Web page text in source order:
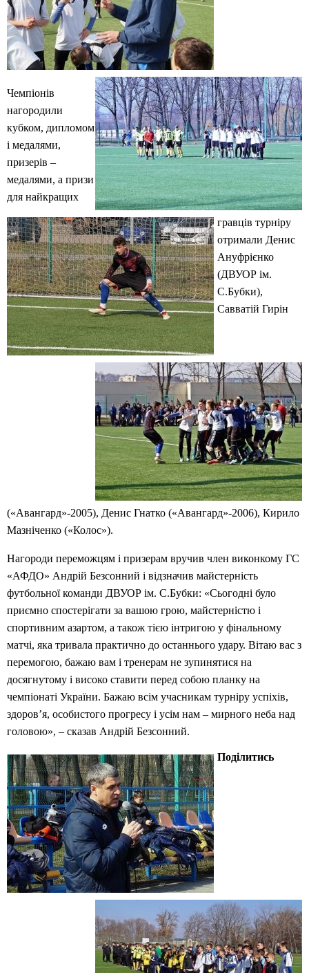
Чемпіонів
нагородили
кубком, дипломом
і медалями,
призерів –
медалями, а призи
для найкращих
гравців турніру
отримали Денис
Ануфрієнко
(ДВУОР ім.
С.Бубки),
Савватій Гирін
(«Авангард»-2005), Денис Гнатко («Авангард»-2006), Кирило
Мазніченко («Колос»).
Нагороди переможцям і призерам вручив член виконкому ГС
«АФДО» Андрій Безсонний і відзначив майстерність
футбольної команди ДВУОР ім. С.Бубки: «Сьогодні було
приємно спостерігати за вашою грою, майстерністю і
спортивним азартом, а також тією інтригою у фінальному
матчі, яка тривала практично до останнього удару. Вітаю вас з
перемогою, бажаю вам і тренерам не зупинятися на
досягнутому і високо ставити перед собою планку на
чемпіонаті України. Бажаю всім учасникам турніру успіхів,
здоров’я, особистого прогресу і усім нам – мирного неба над
головою», – сказав Андрій Безсонний.
Поділитись